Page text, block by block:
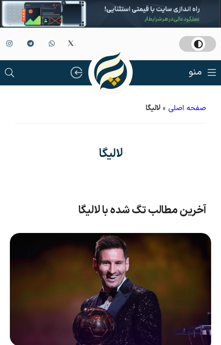
منو
صفحه اصلی » لالیگا
لالیگا
آخرین مطالب تگ شده با لالیگا